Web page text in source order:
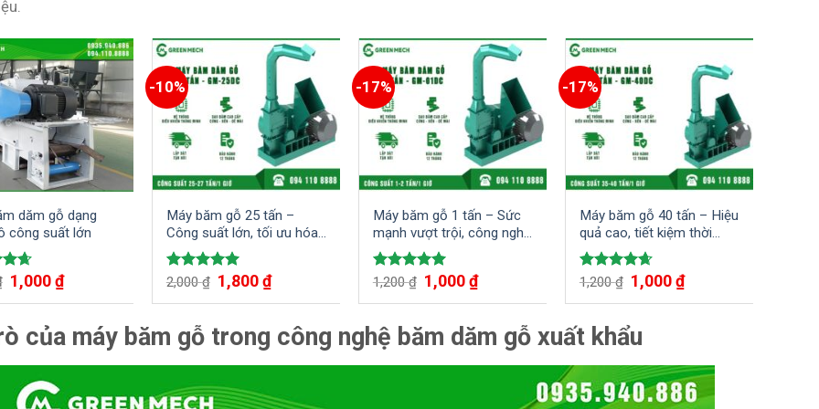
dăm gỗ dạng
công suất lớn
Giá
gốc
là:
1,000₫Giá
hiện
tại
1,000 ₫.
-10%
Máy băm gỗ 25 tấn –
Công suất lớn, tối ưu hóa
quy trình sản xuất gỗ
Được xếp
2,000₫ Giá
gốc
là:
1,800₫Giá
hiện
tại
1,800 ₫.
-17%
Máy băm gỗ 1 tấn – Sức
mạnh vượt trội, công nghệ
tiên tiến
Được xếp
1,200₫ Giá
gốc
là:
1,000₫Giá
hiện
tại
1,000 ₫.
-17%
Máy băm gỗ 40 tấn – Hiệu
quả cao, tiết kiệm thời
gian và công sức
Được xếp
1,200₫ Giá
gốc
là:
1,000₫Giá
hiện
tại
của máy băm gỗ trong công nghệ băm dăm gỗ xuất khẩu